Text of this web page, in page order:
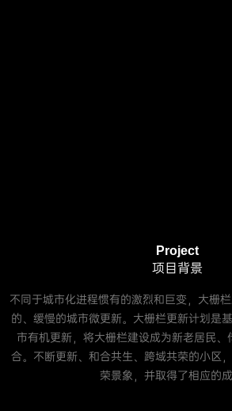
Project
项目背景
不同于城市化进程惯有的激烈和巨变，大栅
的、缓慢的城市微更新。大栅栏更新计划是
市有机更新，将大栅栏建设成为新老居民、
合。不断更新、和合共生、跨域共荣的小区
荣景象，并取得了相应的成